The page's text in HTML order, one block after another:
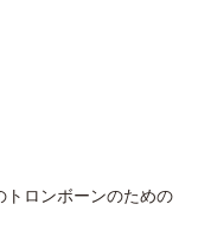
トロンボーンのための